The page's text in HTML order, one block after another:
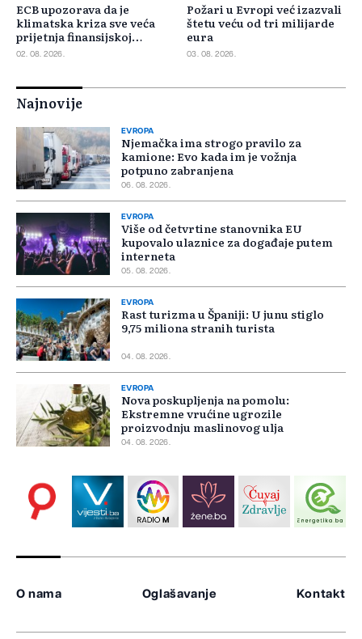
ECB upozorava da je
klimatska kriza sve veća
prijetnja finansijskoj
stabilnosti
02. 08. 2026.
Požari u Evropi već izazvali
štetu veću od tri milijarde
eura
03. 08. 2026.
Najnovije
EVROPA
Njemačka ima strogo pravilo za
kamione: Evo kada im je vožnja
potpuno zabranjena
06. 08. 2026.
EVROPA
Više od četvrtine stanovnika EU
kupovalo ulaznice za događaje putem
interneta
05. 08. 2026.
EVROPA
Rast turizma u Španiji: U junu stiglo
9,75 miliona stranih turista
04. 08. 2026.
EVROPA
Nova poskupljenja na pomolu:
Ekstremne vrućine ugrozile
proizvodnju maslinovog ulja
04. 08. 2026.
O nama Oglašavanje Kontakt